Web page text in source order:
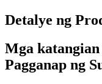
Detalye ng
Mga
Pagganap ng